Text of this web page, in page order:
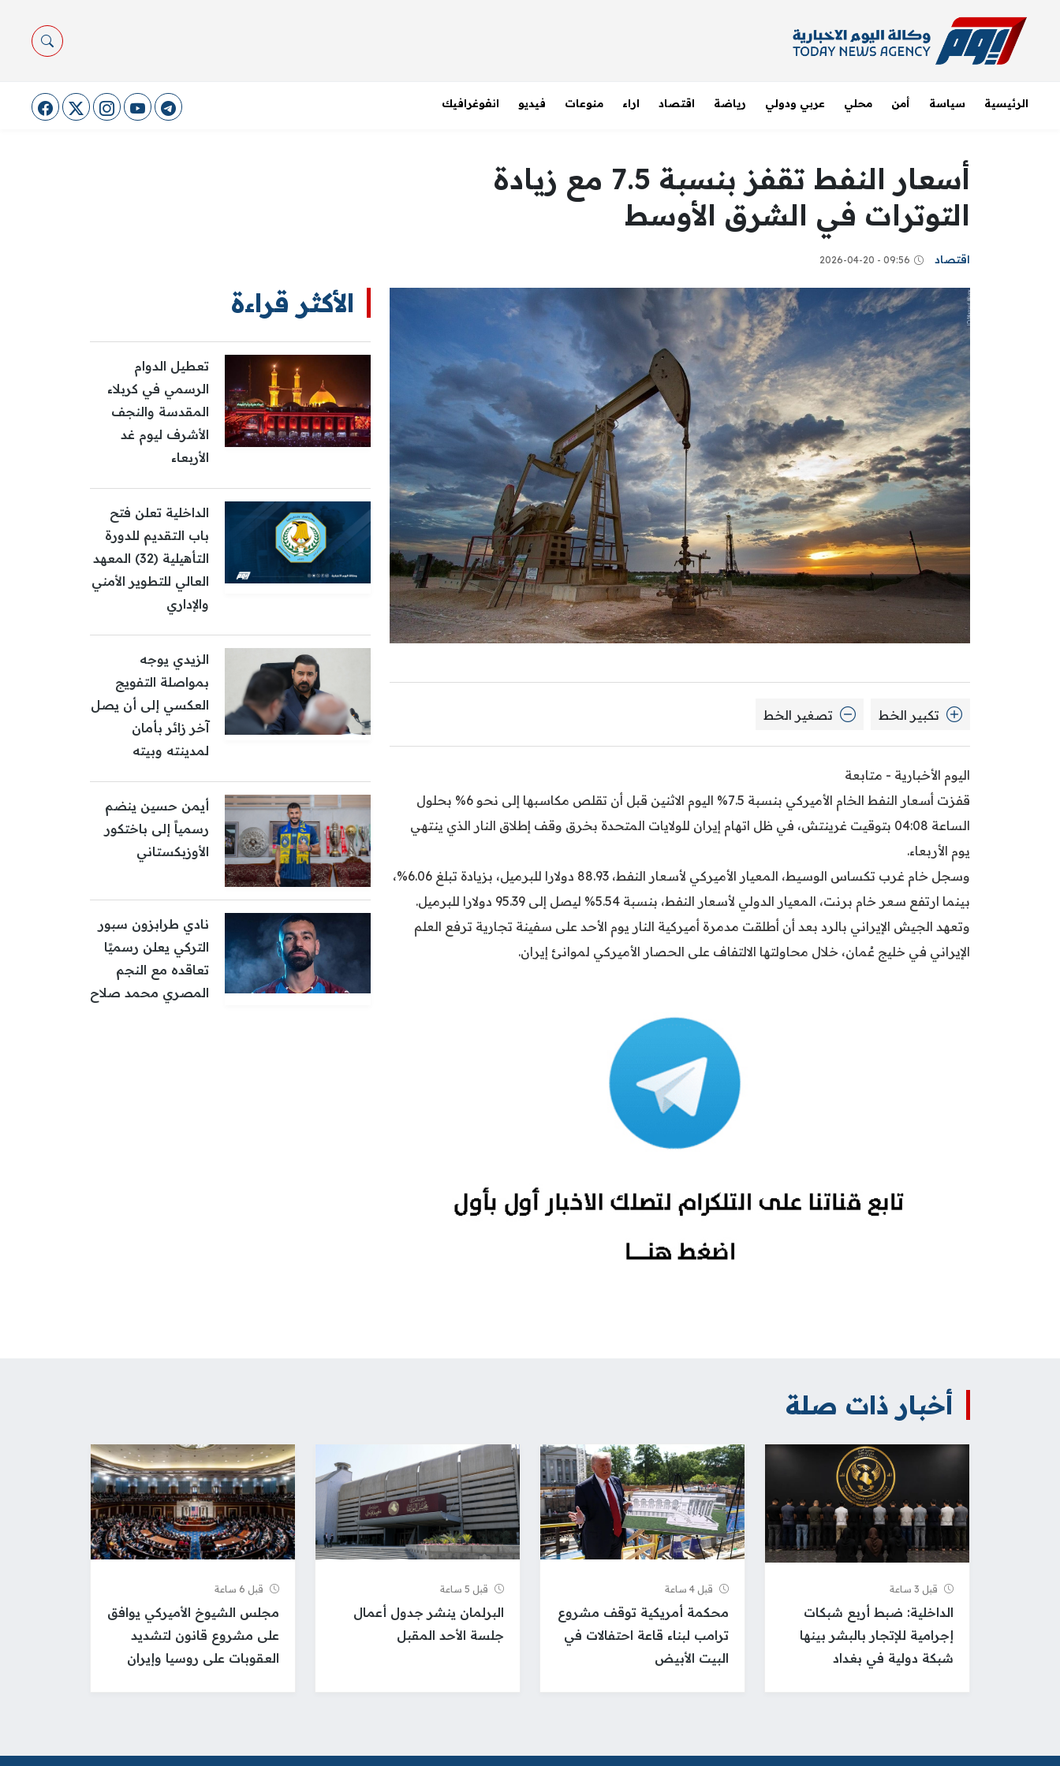
الرئيسية سياسة أمن محلي عربي ودولي رياضة اقتصاد اراء منوعات فيديو انفوغرافيك
أسعار النفط تقفز بنسبة 7.5 مع زيادة
التوترات في الشرق الأوسط
اقتصاد 09:56 - 2026-04-20
تكبير الخط تصغير الخط
اليوم الأخبارية - متابعة
قفزت أسعار النفط الخام الأميركي بنسبة 7.5% اليوم الاثنين قبل أن تقلص مكاسبها إلى نحو 6% بحلول
الساعة 04:08 بتوقيت غرينتش، في ظل اتهام إيران للولايات المتحدة بخرق وقف إطلاق النار الذي ينتهي
يوم الأربعاء.
وسجل خام غرب تكساس الوسيط، المعيار الأميركي لأسعار النفط، 88.93 دولارا للبرميل، بزيادة تبلغ 6.06%،
بينما ارتفع سعر خام برنت، المعيار الدولي لأسعار النفط، بنسبة 5.54% ليصل إلى 95.39 دولارا للبرميل.
وتعهد الجيش الإيراني بالرد بعد أن أطلقت مدمرة أميركية النار يوم الأحد على سفينة تجارية ترفع العلم
الإيراني في خليج عُمان، خلال محاولتها الالتفاف على الحصار الأميركي لموانئ إيران.
الأكثر قراءة
تعطيل الدوام
الرسمي في كربلاء
المقدسة والنجف
الأشرف ليوم غد
الأربعاء
الداخلية تعلن فتح
باب التقديم للدورة
التأهيلية (32) المعهد
العالي للتطوير الأمني
والإداري
الزيدي يوجه
بمواصلة التفويج
العكسي إلى أن يصل
آخر زائر بأمان
لمدينته وبيته
أيمن حسين ينضم
رسمياً إلى باختكور
الأوزبكستاني
نادي طرابزون سبور
التركي يعلن رسميًا
تعاقده مع النجم
المصري محمد صلاح
أخبار ذات صلة
قبل 3 ساعة
الداخلية: ضبط أربع شبكات
إجرامية للإتجار بالبشر بينها
شبكة دولية في بغداد
قبل 4 ساعة
محكمة أمريكية توقف مشروع
ترامب لبناء قاعة احتفالات في
البيت الأبيض
قبل 5 ساعة
البرلمان ينشر جدول أعمال
جلسة الأحد المقبل
قبل 6 ساعة
مجلس الشيوخ الأميركي يوافق
على مشروع قانون لتشديد
العقوبات على روسيا وإيران